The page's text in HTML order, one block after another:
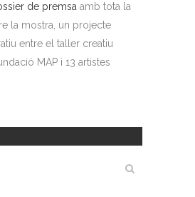
de premsa amb tota la
la mostra, un projecte
entre el taller creatiu
MAP i 13 artistes